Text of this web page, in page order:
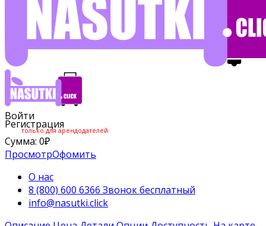
Войти
Регистрация
только для арендодателей
Сумма: 0₽
ПросмотрОфомить
О нас
8 (800) 600 6366 Звонок бесплатный
info@nasutki.click